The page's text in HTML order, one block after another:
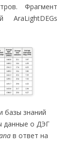
Фрагмент
базы знаний
данные о ДЭГ
в ответ на